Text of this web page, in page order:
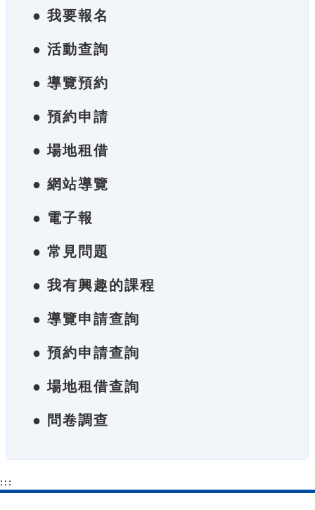
● 我要報名
● 活動查詢
● 導覽預約
● 預約申請
● 場地租借
● 網站導覽
● 電子報
● 常見問題
● 我有興趣的課程
● 導覽申請查詢
● 預約申請查詢
● 場地租借查詢
● 問卷調查
:::